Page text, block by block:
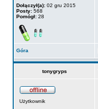
Dołączył(a): 02 gru 2015
Posty: 568
Pomógł: 28
Góra
tonygryps
Użytkownik